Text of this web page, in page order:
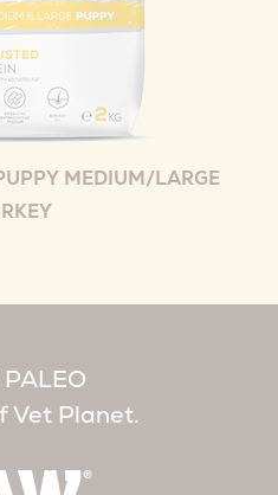
MEDIUM/LARGE
Vet Planet.